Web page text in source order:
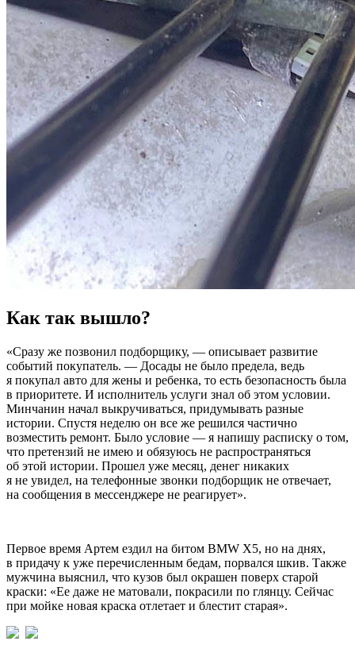
Как так вышло?
«Сразу же позвонил подборщику, — описывает развитие
событий покупатель. — Досады не было предела, ведь
я покупал авто для жены и ребенка, то есть безопасность была
в приоритете. И исполнитель услуги знал об этом условии.
Минчанин начал выкручиваться, придумывать разные
истории. Спустя неделю он все же решился частично
возместить ремонт. Было условие — я напишу расписку о том,
что претензий не имею и обязуюсь не распространяться
об этой истории. Прошел уже месяц, денег никаких
я не увидел, на телефонные звонки подборщик не отвечает,
на сообщения в мессенджере не реагирует».
Первое время Артем ездил на битом BMW Х5, но на днях,
в придачу к уже перечисленным бедам, порвался шкив. Также
мужчина выяснил, что кузов был окрашен поверх старой
краски: «Ее даже не матовали, покрасили по глянцу. Сейчас
при мойке новая краска отлетает и блестит старая».